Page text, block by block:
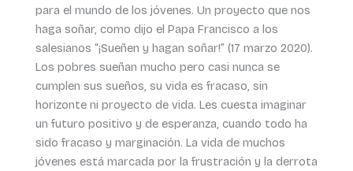
para el mundo de los jóvenes. Un proyecto que nos
haga soñar, como dijo el Papa Francisco a los
salesianos “¡Sueñen y hagan soñar!” (17 marzo 2020).
Los pobres sueñan mucho pero casi nunca se
cumplen sus sueños, su vida es fracaso, sin
horizonte ni proyecto de vida. Les cuesta imaginar
un futuro positivo y de esperanza, cuando todo ha
sido fracaso y marginación. La vida de muchos
jóvenes está marcada por la frustración y la derrota